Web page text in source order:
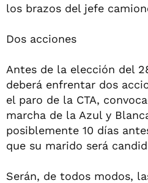
los brazos del jefe
Dos acciones
Antes de la elección del
deberá enfrentar dos
el paro de la CTA,
marcha de la Azul y
posiblemente 10 días
que su marido será
Serán, de todos modos,